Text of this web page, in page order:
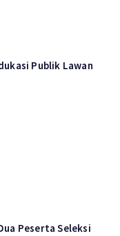
Publik Lawan
Peserta Seleksi